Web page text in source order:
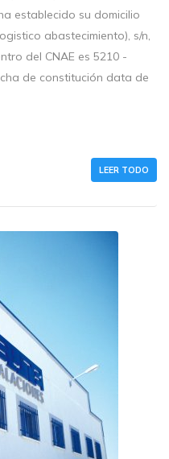
establecido su domicilio
abastecimiento), s/n,
del CNAE es 5210 -
de constitución data de
LEER TODO